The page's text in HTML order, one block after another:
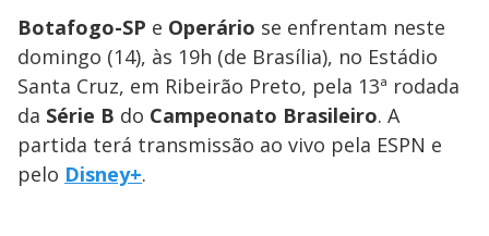
Botafogo-SP e Operário se enfrentam neste
domingo (14), às 19h (de Brasília), no Estádio
Santa Cruz, em Ribeirão Preto, pela 13ª rodada
da Série B do Campeonato Brasileiro. A
partida terá transmissão ao vivo pela ESPN e
pelo Disney+.